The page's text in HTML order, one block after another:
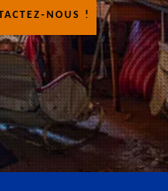
NOUS !